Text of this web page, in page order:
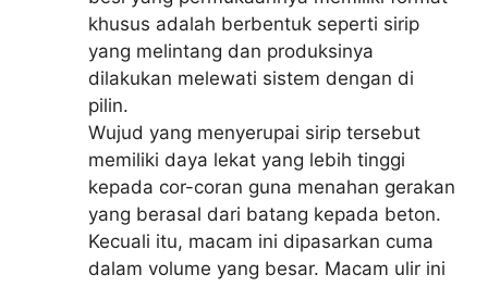
khusus adalah berbentuk seperti sirip
yang melintang dan produksinya
dilakukan melewati sistem dengan di
pilin.
Wujud yang menyerupai sirip tersebut
memiliki daya lekat yang lebih tinggi
kepada cor-coran guna menahan gerakan
yang berasal dari batang kepada beton.
Kecuali itu, macam ini dipasarkan cuma
dalam volume yang besar. Macam ulir ini